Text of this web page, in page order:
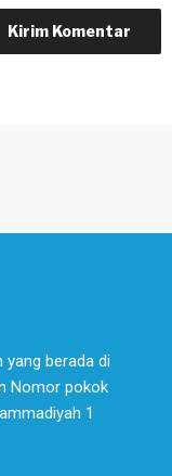
berada di
Nomor pokok
1